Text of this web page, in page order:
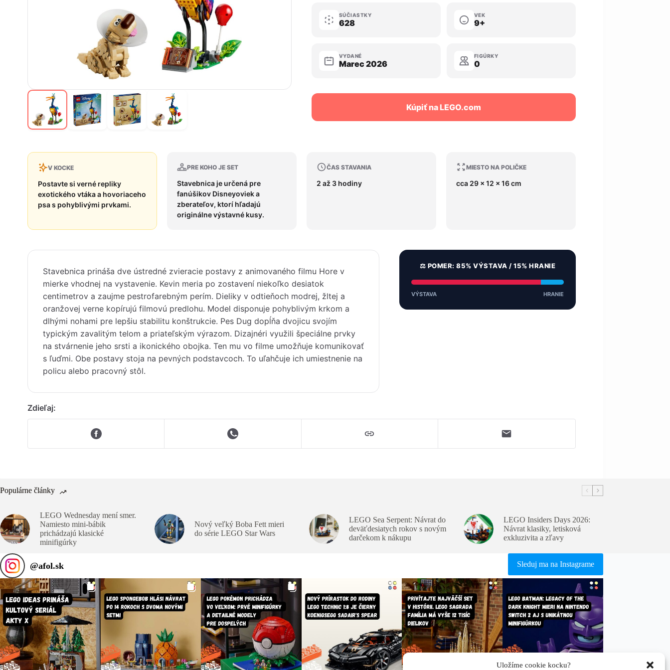
Uložíme cookie kocku?
SÚČIASTKY
628
VEK
9+
VYDANÉ
Marec 2026
FIGÚRKY
0
Kúpiť na LEGO.com
V KOCKE
Postavte si verné repliky
exotického vtáka a hovoriaceho
psa s pohyblivými prvkami.
PRE KOHO JE SET
Stavebnica je určená pre
fanúšikov Disneyoviek a
zberateľov, ktorí hľadajú
originálne výstavné kusy.
ČAS STAVANIA
2 až 3 hodiny
MIESTO NA POLIČKE
cca 29 x 12 x 16 cm
Stavebnica prináša dve ústredné zvieracie postavy z animovaného filmu Hore v
mierke vhodnej na vystavenie. Kevin meria po zostavení niekoľko desiatok
centimetrov a zaujme pestrofarebným perím. Dieliky v odtieňoch modrej, žltej a
oranžovej verne kopírujú filmovú predlohu. Model disponuje pohyblivým krkom a
dlhými nohami pre lepšiu stabilitu konštrukcie. Pes Dug dopĺňa dvojicu svojím
typickým zavalitým telom a priateľským výrazom. Dizajnéri využili špeciálne prvky
na stvárnenie jeho srsti a ikonického obojka. Ten mu vo filme umožňuje komunikovať
s ľuďmi. Obe postavy stoja na pevných podstavcoch. To uľahčuje ich umiestnenie na
policu alebo pracovný stôl.
⚖️ POMER: 85% VÝSTAVA / 15% HRANIE
VÝSTAVA HRANIE
Zdieľaj:
Populárne články
LEGO Wednesday mení smer.
Namiesto mini-bábik
prichádzajú klasické
minifigúrky
Nový veľký Boba Fett mieri
do série LEGO Star Wars
LEGO Sea Serpent: Návrat do
deväťdesiatych rokov s novým
darčekom k nákupu
LEGO Insiders Days 2026:
Návrat klasiky, letisková
exkluzivita a zľavy
@afol.sk Sleduj ma na Instagrame